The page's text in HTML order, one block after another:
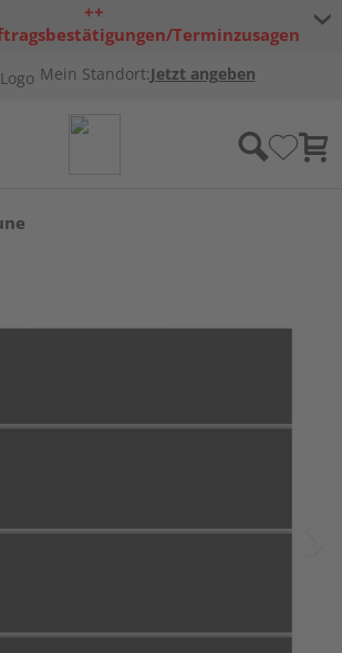
++
Terminzusagen
Mein Standort:Jetzt angeben